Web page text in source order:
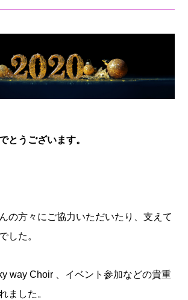
とうございます。
の方々にご協力いただいたり、支えて
した。
way Choir 、イベント参加などの貴重
ました。